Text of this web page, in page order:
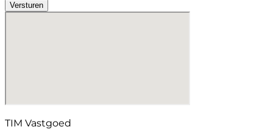
Versturen
TIM Vastgoed